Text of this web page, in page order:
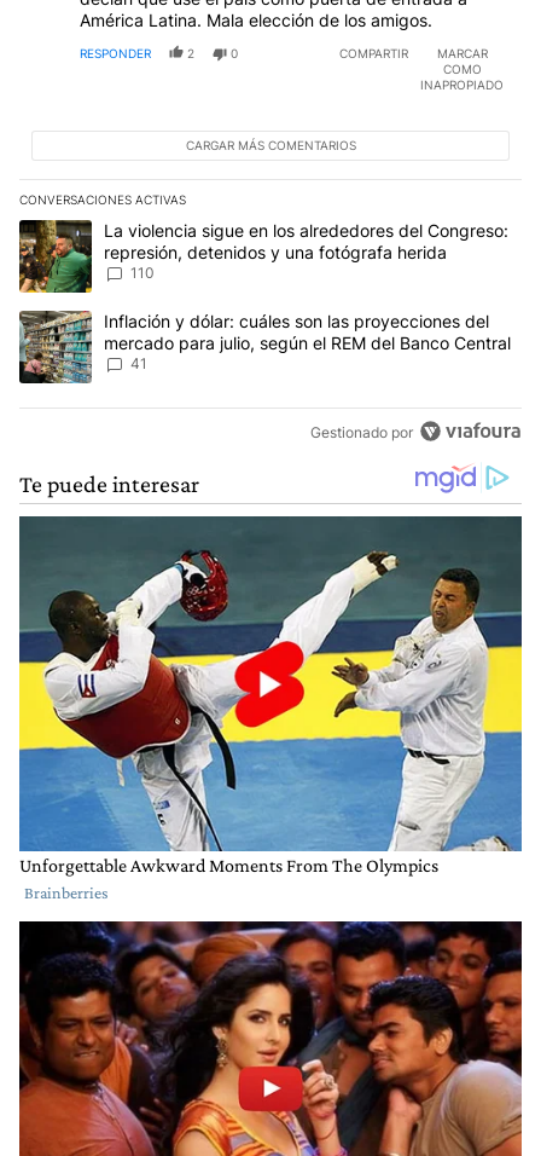
América Latina. Mala elección de los amigos.
RESPONDER 2 0 COMPARTIR
MARCAR
COMO
INAPROPIADO
CARGAR MÁS COMENTARIOS
CONVERSACIONES ACTIVAS
Este listado muestra los artículos con más comentarios en los
Un artículo de tendencia con el título "La violencia sigue en los
La violencia sigue en los alrededores del Congreso:
represión, detenidos y una fotógrafa herida
110
Un artículo de tendencia con el título "Inflación y dólar: cuáles
Inflación y dólar: cuáles son las proyecciones del
mercado para julio, según el REM del Banco Central
41
Gestionado por